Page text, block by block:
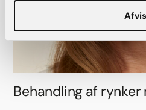
Afvis
Behandling af rynker